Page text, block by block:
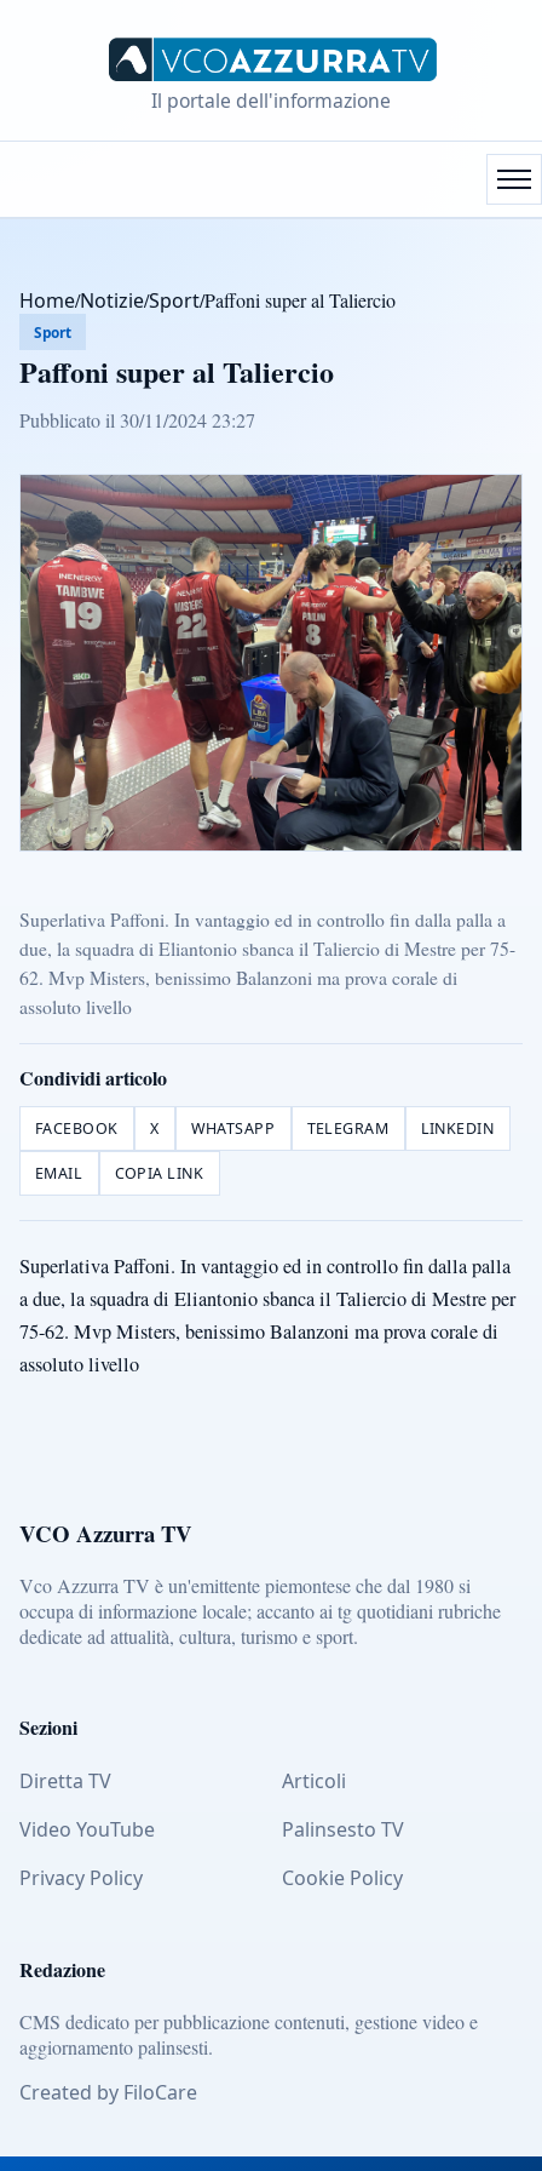
Il portale dell'informazione
Home/Notizie/Sport/Paffoni super al Taliercio
Sport
Paffoni super al Taliercio
Pubblicato il 30/11/2024 23:27
Superlativa Paffoni. In vantaggio ed in controllo fin dalla palla a
due, la squadra di Eliantonio sbanca il Taliercio di Mestre per 75-
62. Mvp Misters, benissimo Balanzoni ma prova corale di
assoluto livello
Condividi articolo
FACEBOOK X WHATSAPP TELEGRAM LINKEDIN
EMAIL COPIA LINK
Superlativa Paffoni. In vantaggio ed in controllo fin dalla palla
a due, la squadra di Eliantonio sbanca il Taliercio di Mestre per
75-62. Mvp Misters, benissimo Balanzoni ma prova corale di
assoluto livello
VCO Azzurra TV
Vco Azzurra TV è un'emittente piemontese che dal 1980 si
occupa di informazione locale; accanto ai tg quotidiani rubriche
dedicate ad attualità, cultura, turismo e sport.
Sezioni
Diretta TV
Articoli
Video YouTube
Palinsesto TV
Privacy Policy
Cookie Policy
Redazione
CMS dedicato per pubblicazione contenuti, gestione video e
aggiornamento palinsesti.
Created by FiloCare